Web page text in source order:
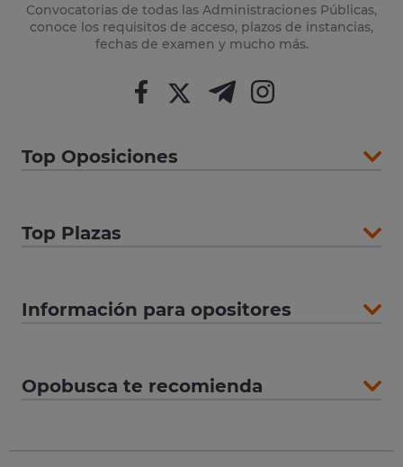
Convocatorias de todas las Administraciones Públicas,
conoce los requisitos de acceso, plazos de instancias,
fechas de examen y mucho más.
Top Oposiciones
Top Plazas
Información para opositores
Opobusca te recomienda